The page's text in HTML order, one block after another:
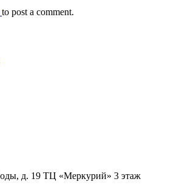
to post a comment.
д. 19 ТЦ «Меркурий» 3 этаж